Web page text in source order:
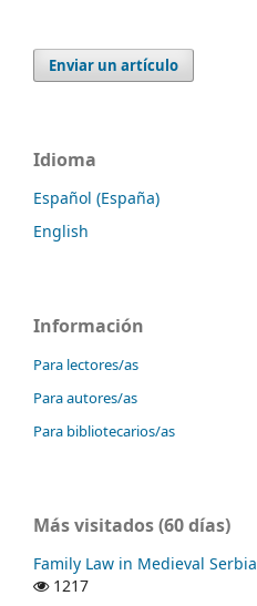
Enviar un artículo
Idioma
Español (España)
English
Información
Para lectores/as
Para autores/as
Para bibliotecarios/as
Más visitados (60 días)
Family Law in Medieval Serbia
1217